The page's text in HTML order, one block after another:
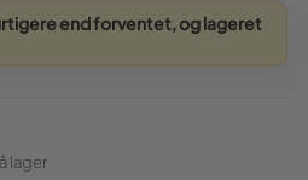
end forventet, og lageret
lager